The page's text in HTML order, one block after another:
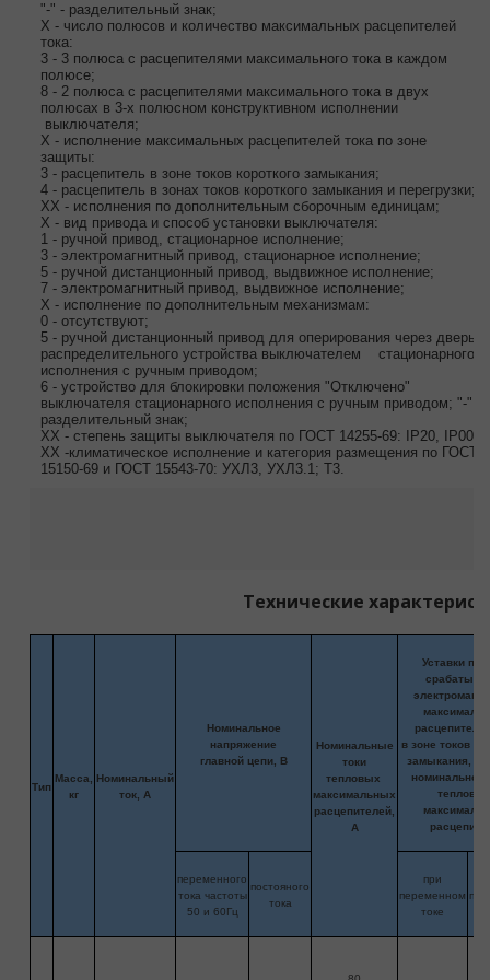
"-" - разделительный знак;
Х - число полюсов и количество максимальных расцепителей
тока:
3 - 3 полюса с расцепителями максимального тока в каждом
полюсе;
8 - 2 полюса с расцепителями максимального тока в двух
полюсах в 3-х полюсном конструктивном исполнении
выключателя;
Х - исполнение максимальных расцепителей тока по зоне
защиты:
3 - расцепитель в зоне токов короткого замыкания;
4 - расцепитель в зонах токов короткого замыкания и перегрузки;
ХХ - исполнения по дополнительным сборочным единицам;
Х - вид привода и способ установки выключателя:
1 - ручной привод, стационарное исполнение;
3 - электромагнитный привод, стационарное исполнение;
5 - ручной дистанционный привод, выдвижное исполнение;
7 - электромагнитный привод, выдвижное исполнение;
Х - исполнение по дополнительным механизмам:
0 - отсутствуют;
5 - ручной дистанционный привод для оперирования через дверь
распределительного устройства выключателем стационарного
исполнения с ручным приводом;
6 - устройство для блокировки положения "Отключено"
выключателя стационарного исполнения с ручным приводом; "-" -
разделительный знак;
ХХ - степень защиты выключателя по ГОСТ 14255-69: IP20, IP00;
ХX -климатическое исполнение и категория размещения по ГОСТ
15150-69 и ГОСТ 15543-70: УХЛ3, УХЛ3.1; Т3.
Технические
Тип
Масса,
кг
Номинальный
ток, А
Номинальное
напряжение
главной цепи, В
Номинальные
токи
тепловых
максимальных
расцепителей,
А
Уставки по
расцепителя
в зоне токов
замыкания,
переменного
тока частоты
50 и 60Гц
постояного
тока
при
переменном
токе